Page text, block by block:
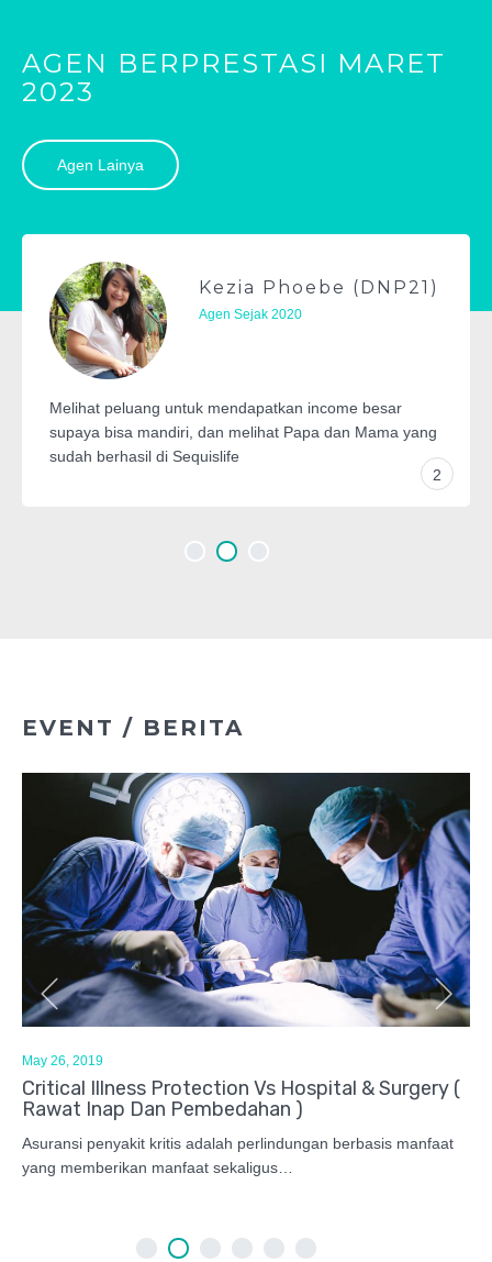
AGEN BERPRESTASI MARET
2023
Agen Lainya
Phoebe (DNP21)
2020
income besar
Papa dan Mama yang
Agen
Bergabung karena ingin
bisa sukses di Sequislife
EVENT / BERITA
Vs Hospital & Surgery (
)
perlindungan berbasis manfaat
sekaligus…
Membuat Pendidikan
dengan Asuransi
Pendidikan anak adalah
selain kesehatannya.